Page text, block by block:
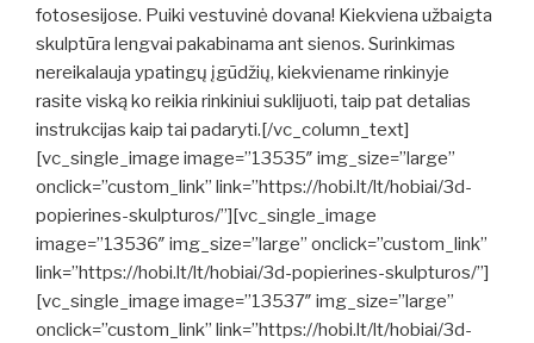
fotosesijose. Puiki vestuvinė dovana! Kiekviena užbaigta
skulptūra lengvai pakabinama ant sienos. Surinkimas
nereikalauja ypatingų įgūdžių, kiekviename rinkinyje
rasite viską ko reikia rinkiniui suklijuoti, taip pat detalias
instrukcijas kaip tai padaryti.[/vc_column_text]
[vc_single_image image=”13535″ img_size=”large”
onclick=”custom_link” link=”https://hobi.lt/lt/hobiai/3d-
popierines-skulpturos/”][vc_single_image
image=”13536″ img_size=”large” onclick=”custom_link”
link=”https://hobi.lt/lt/hobiai/3d-popierines-skulpturos/”]
[vc_single_image image=”13537″ img_size=”large”
onclick=”custom_link” link=”https://hobi.lt/lt/hobiai/3d-